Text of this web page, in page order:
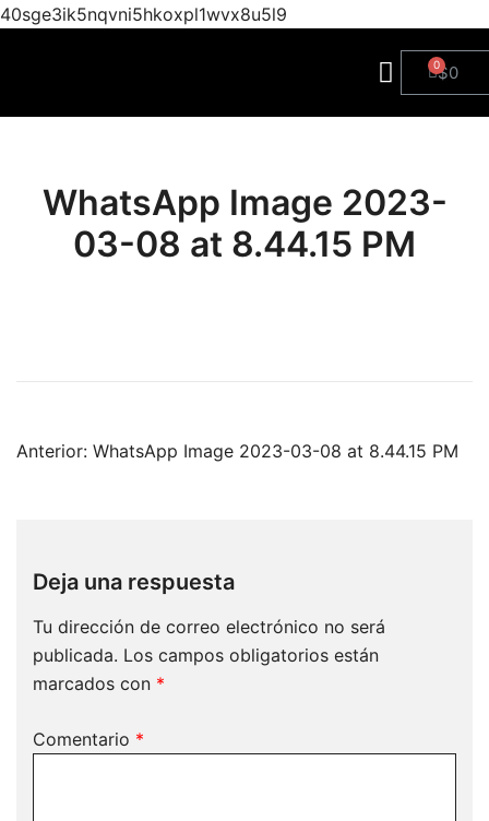
40sge3ik5nqvni5hkoxpl1wvx8u5l9
$0
WhatsApp Image 2023-
03-08 at 8.44.15 PM
Anterior: WhatsApp Image 2023-03-08 at 8.44.15 PM
Deja una respuesta
Tu dirección de correo electrónico no será
publicada. Los campos obligatorios están
marcados con *
Comentario *